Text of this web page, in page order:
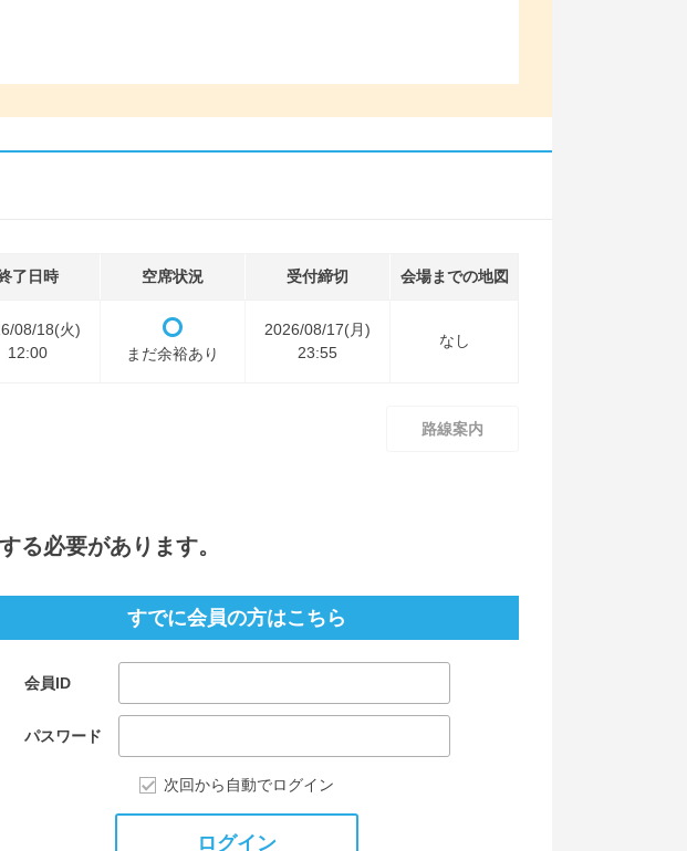
了日時 空席状況 受付締切 会場までの地図
08/18(火)
12:00
まだ余裕あり
2026/08/17(月)
23:55
なし
路線案内
る必要があります。
すでに会員の方はこちら
会員ID
パスワード
次回から自動でログイン
ログイン